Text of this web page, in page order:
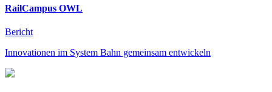
RailCampus OWL
Bericht
Innovationen im System Bahn gemeinsam entwickeln